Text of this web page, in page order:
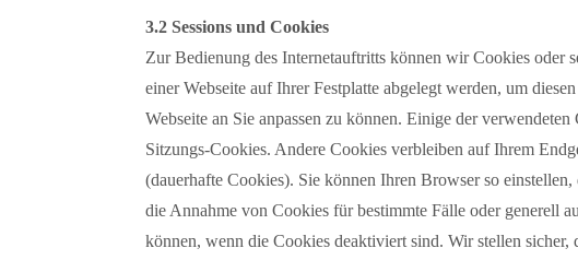
3.2 Sessions und Cookies
Zur Bedienung des Internetauftritts können wir Cookies oder
einer Webseite auf Ihrer Festplatte abgelegt werden, um
Webseite an Sie anpassen zu können. Einige der
Sitzungs-Cookies. Andere Cookies verbleiben auf Ihrem
(dauerhafte Cookies). Sie können Ihren Browser so
die Annahme von Cookies für bestimmte Fälle oder generell
können, wenn die Cookies deaktiviert sind. Wir stellen sicher,